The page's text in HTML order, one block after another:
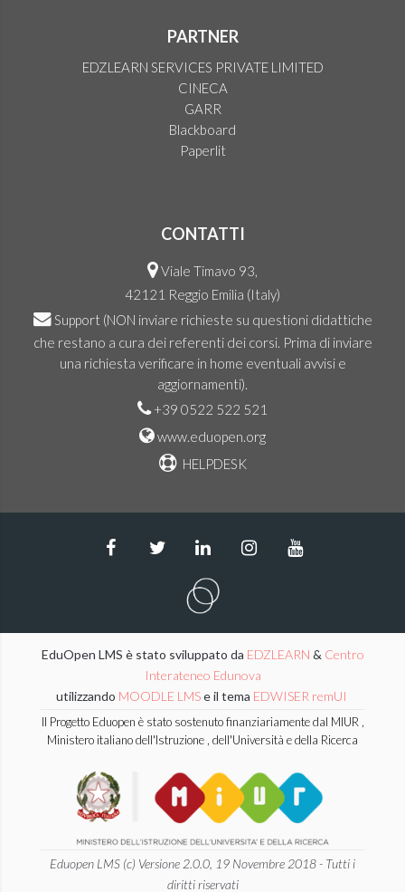
PARTNER
EDZLEARN SERVICES PRIVATE LIMITED
CINECA
GARR
Blackboard
Paperlit
CONTATTI
Viale Timavo 93,
42121 Reggio Emilia (Italy)
Support (NON inviare richieste su questioni didattiche
che restano a cura dei referenti dei corsi. Prima di inviare
una richiesta verificare in home eventuali avvisi e
aggiornamenti).
+39 0522 522 521
www.eduopen.org
HELPDESK
EduOpen LMS è stato sviluppato da EDZLEARN & Centro
Interateneo Edunova
utilizzando MOODLE LMSe il tema EDWISER remUI
Il Progetto Eduopen è stato sostenuto finanziariamente dal MIUR ,
Ministero italiano dell'Istruzione , dell'Università e della Ricerca
Eduopen LMS (c) Versione 2.0.0, 19 Novembre 2018 - Tutti i
diritti riservati